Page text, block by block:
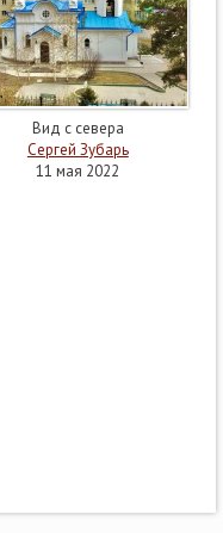
Вид с севера
Сергей Зубарь
11 мая 2022